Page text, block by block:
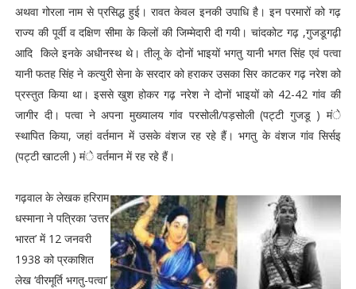
अथवा गोरला नाम से प्रसिद्ध हुई। रावत केवल इनकी उपाधि है। इन परमारों को गढ़
राज्य की पूर्वी व दक्षिण सीमा के किलों की जिम्मेदारी दी गयी। चांदकोट गढ़ ,गुजडूगढ़ी
आदि किले इनके अधीनस्थ थे। तीलू के दोनों भाइयों भगतु यानी भगत सिंह एवं पत्वा
यानी फतह सिंह ने कत्युरी सेना के सरदार को हराकर उसका सिर काटकर गढ़ नरेश को
प्रस्तुत किया था। इससे खुश होकर गढ़ नरेश ने दोनों भाइयों को 42-42 गांव की
जागीर दी। पत्वा ने अपना मुख्यालय गांव परसोली/पड़सोली (पट्टी गुजडू ) मंे
स्थापित किया, जहां वर्तमान में उसके वंशज रह रहे हैं। भगतु के वंशज गांव सिर्सइ
(पट्टी खाटली ) मंे वर्तमान में रह रहे हैं।
गढ़वाल के लेखक हरिराम
धस्माना ने पत्रिका ‘उत्तर
भारत’ में 12 जनवरी
1938 को प्रकाशित
लेख ‘वीरमूर्ति भगतु-पत्वा’